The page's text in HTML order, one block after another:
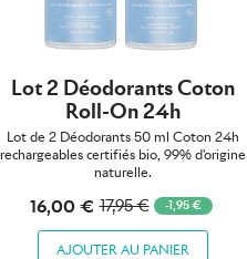
Lot 2 Déodorants Coton
Roll-On 24h
Lot de 2 Déodorants 50 ml Coton 24h
rechargeables certifiés bio, 99% d'origine
naturelle.
16,00 € 17,95 € -1,95 €
AJOUTER AU PANIER